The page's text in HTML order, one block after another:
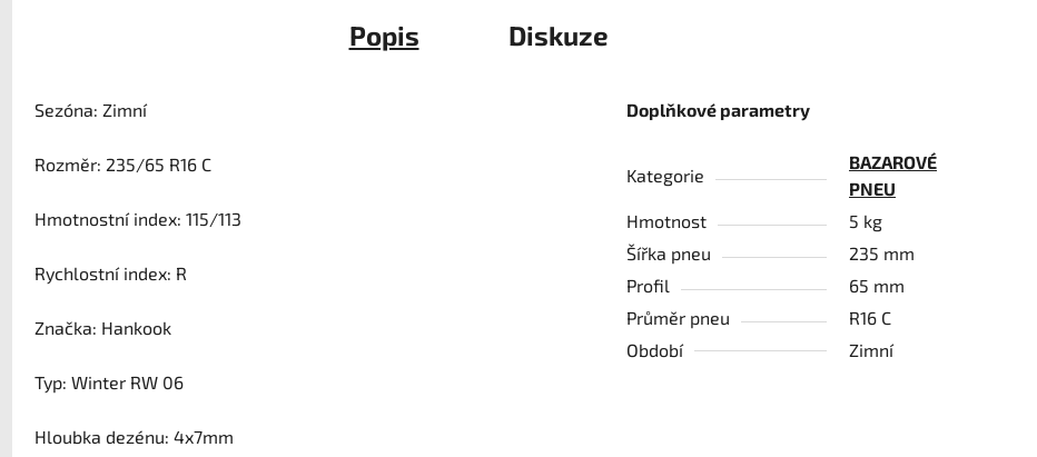
Popis Diskuze
Sezóna: Zimní
Rozměr: 235/65 R16 C
Hmotnostní index: 115/113
Rychlostní index: R
Značka: Hankook
Typ: Winter RW 06
Hloubka dezénu: 4x7mm
Doplňkové parametry
Kategorie
BAZAROVÉ
PNEU
Hmotnost
5 kg
Šířka pneu
235 mm
Profil
65 mm
Průměr pneu
R16 C
Období
Zimní